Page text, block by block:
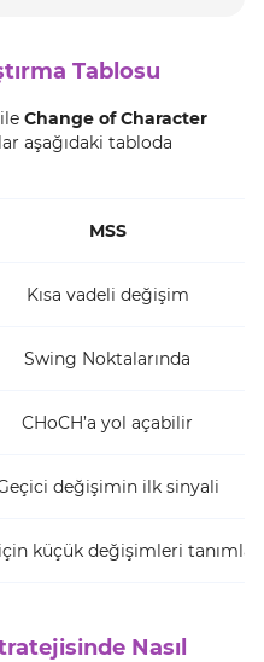
Tablosu
ile Change of Character
aşağıdaki tabloda
MSS
Kısa vadeli değişim
Swing Noktalarında
CHoCH’a yol açabilir
değişimin ilk sinyali
küçük değişimleri tanımlar
Nasıl